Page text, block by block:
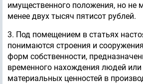
имущественного положения, но не
менее двух тысяч пятисот рублей.
3. Под помещением в статьях
понимаются строения и
форм собственности,
временного нахождения людей
материальных ценностей в